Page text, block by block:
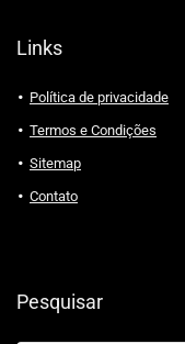
Links
Política de privacidade
Termos e Condições
Sitemap
Contato
Pesquisar